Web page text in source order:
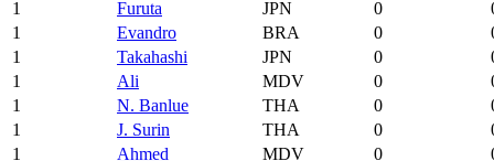
1
Furuta JPN 0
1
Evandro BRA 0
1
Takahashi JPN 0
1
Ali MDV 0
1
N. Banlue THA 0
1
J. Surin THA 0
1
Ahmed MDV 0